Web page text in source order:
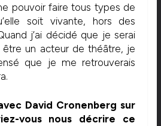
pouvoir faire tous types de
soit vivante, hors des
j’ai décidé que je serai
être un acteur de théâtre, je
que je me retrouverais
David Cronenberg sur
vous nous décrire ce